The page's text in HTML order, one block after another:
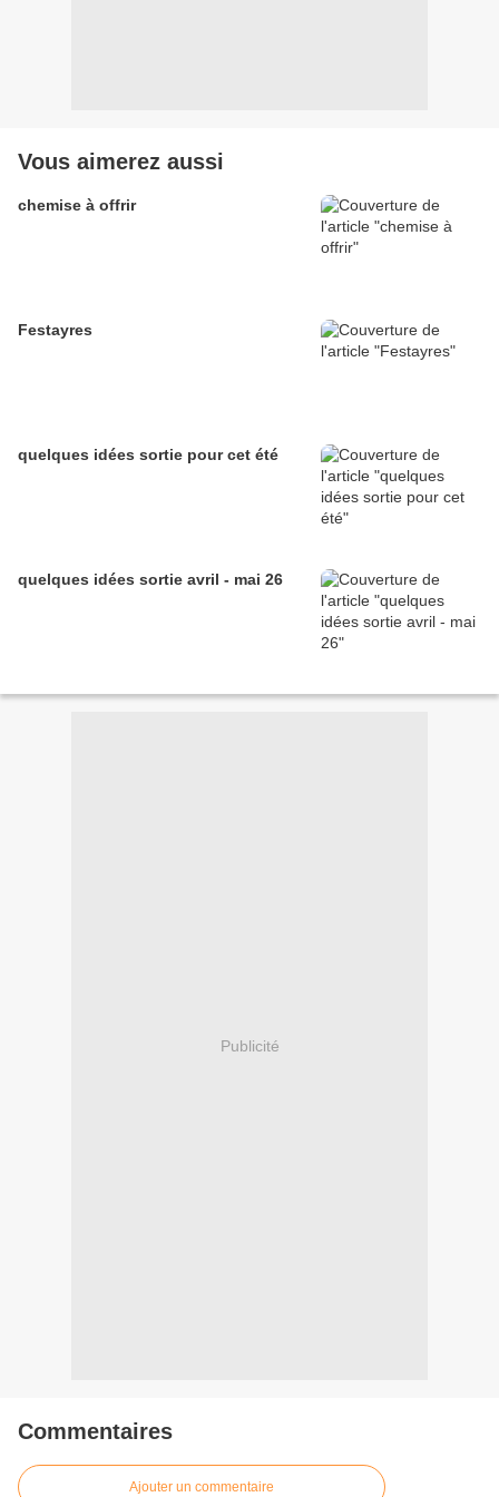
Vous aimerez aussi
chemise à offrir
Festayres
quelques idées sortie pour cet été
quelques idées sortie avril - mai 26
Publicité
Commentaires
Ajouter un commentaire